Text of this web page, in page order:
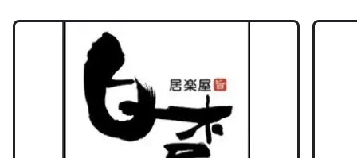
ログイン
会員登録